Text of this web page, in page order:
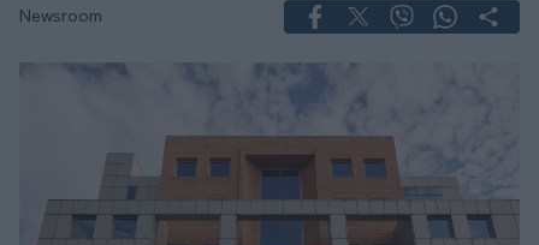
Newsroom